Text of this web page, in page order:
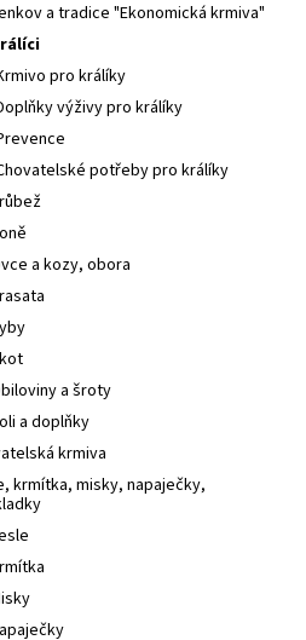
a tradice "Ekonomická krmiva"
pro králíky
výživy pro králíky
potřeby pro králíky
a kozy, obora
a šroty
a doplňky
krmiva
krmítka, misky, napaječky,